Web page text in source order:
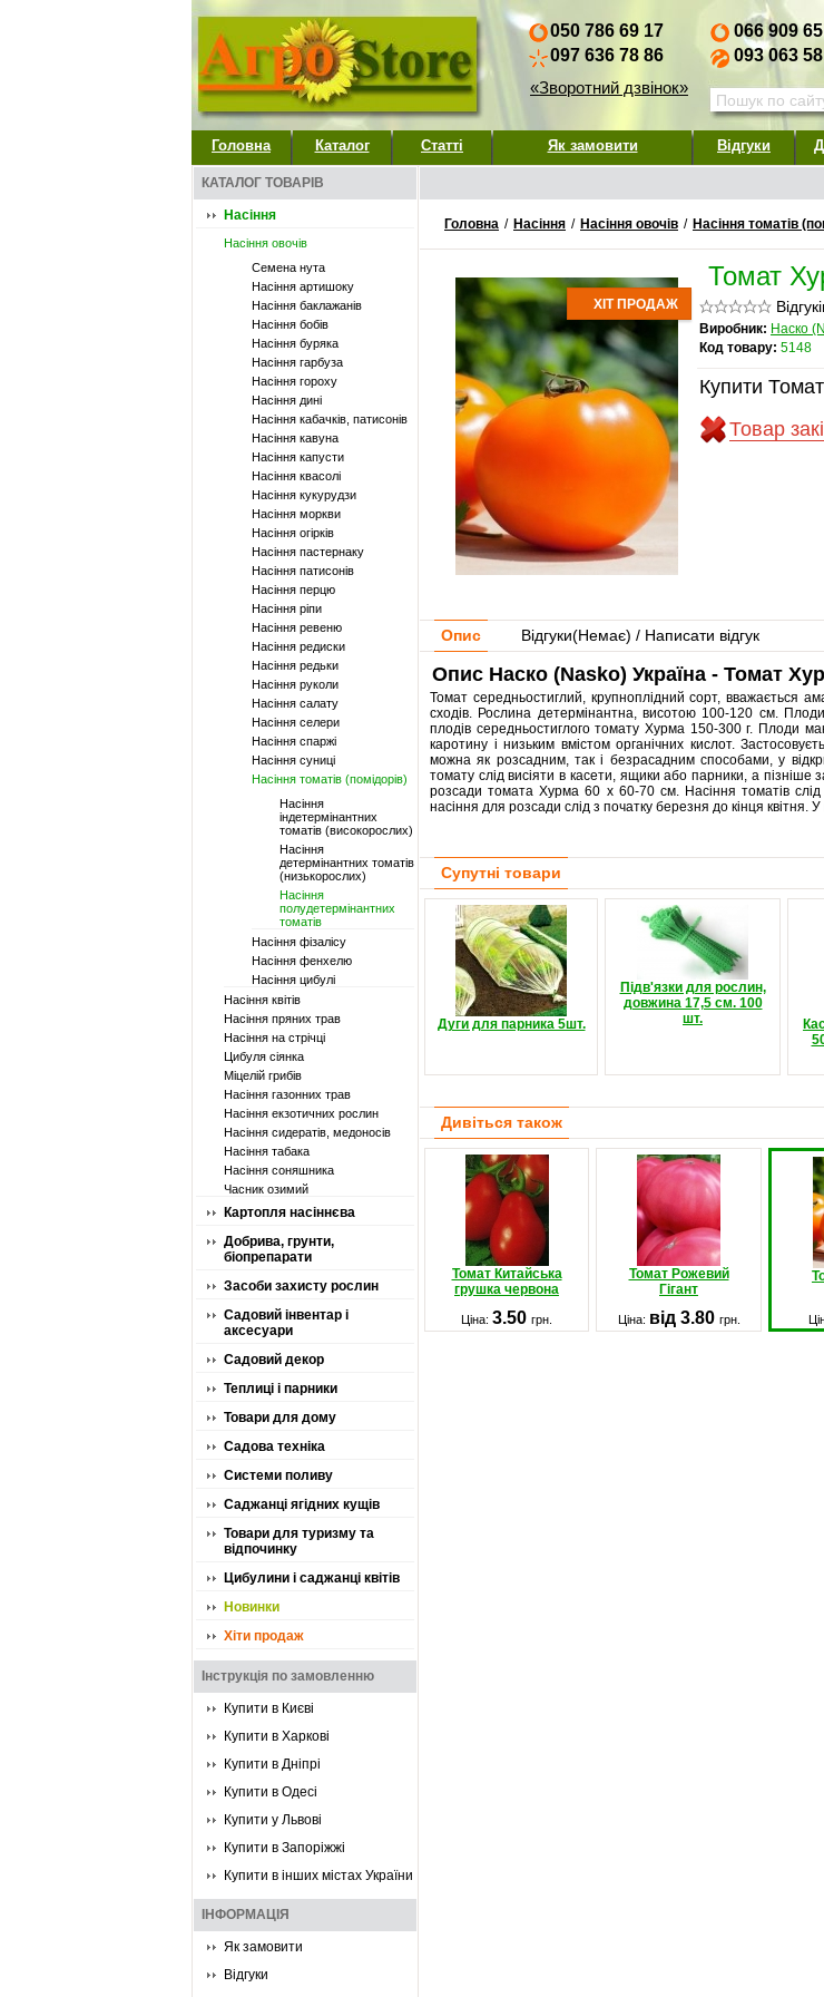
050 786 69 17
097 636 78 86
«Зворотний дзвінок»
066 909
093 063
Головна Каталог Статті Як замовити Відгуки
КАТАЛОГ ТОВАРІВ
Насіння
Насіння овочів
Семена нута
Насіння артишоку
Насіння баклажанів
Насіння бобів
Насіння буряка
Насіння гарбуза
Насіння гороху
Насіння дині
Насіння кабачків, патисонів
Насіння кавуна
Насіння капусти
Насіння квасолі
Насіння кукурудзи
Насіння моркви
Насіння огірків
Насіння пастернаку
Насіння патисонів
Насіння перцю
Насіння ріпи
Насіння ревеню
Насіння редиски
Насіння редьки
Насіння руколи
Насіння салату
Насіння селери
Насіння спаржі
Насіння суниці
Насіння томатів (помідорів)
Насіння
індетермінантних
томатів (високорослих)
Насіння
детермінантних томатів
(низькорослих)
Насіння
полудетермінантних
томатів
Насіння фізалісу
Насіння фенхелю
Насіння цибулі
Насіння квітів
Насіння пряних трав
Насіння на стрічці
Цибуля сіянка
Міцелій грибів
Насіння газонних трав
Насіння екзотичних рослин
Насіння сидератів, медоносів
Насіння табака
Насіння соняшника
Часник озимий
Картопля насіннєва
Добрива, грунти,
біопрепарати
Засоби захисту рослин
Садовий інвентар і
аксесуари
Садовий декор
Теплиці і парники
Товари для дому
Садова техніка
Системи поливу
Саджанці ягідних кущів
Товари для туризму та
відпочинку
Цибулини і саджанці квітів
Новинки
Хіти продаж
Інструкція по замовленню
Купити в Києві
Купити в Харкові
Купити в Дніпрі
Купити в Одесі
Купити у Львові
Купити в Запоріжжі
Купити в інших містах України
ІНФОРМАЦІЯ
Як замовити
Відгуки
Головна / Насіння / Насіння овочів / Насіння томатів
ХІТ ПРОДАЖ
Томат
Виробник: Наско
Код товару: 5148
Купити
Товар
Опис Відгуки(Немає) / Написати відгук
Опис Наско (Nasko) Україна - Томат
Томат середньостиглий, крупноплідний сорт, вважається
сходів. Рослина детермінантна, висотою 100-120 см.
плодів середньостиглого томату Хурма 150-300 г. Плоди
каротину і низьким вмістом органічних кислот.
можна як розсадним, так і безрасадним способами, у
томату слід висіяти в касети, ящики або парники, а пізніше
розсади томата Хурма 60 х 60-70 см. Насіння томатів
насіння для розсади слід з початку березня до кінця квітня.
Супутні товари
Дуги для парника 5шт.
Підв'язки для рослин,
довжина 17,5 см. 100
шт.
Дивіться також
Томат Китайська
грушка червона
Томат Рожевий
Гігант
Ціна: 3.50 грн. Ціна: від 3.80 грн.